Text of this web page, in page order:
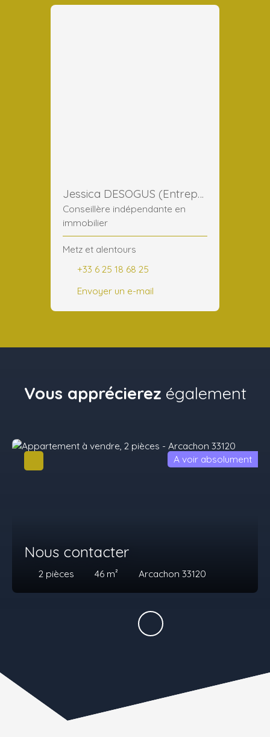
Jessica DESOGUS (Entreprise)
Conseillère indépendante en
immobilier
Metz et alentours
+33 6 25 18 68 25
Envoyer un e-mail
Vous apprécierez également
Nous contacter
2 pièces 46 m² Arcachon 33120
A voir absolument